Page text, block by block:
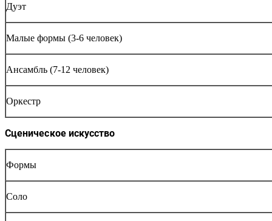
Дуэт
Малые формы (3-6 человек)
Ансамбль (7-12 человек)
Оркестр
Сценическое искусство
Формы
Соло